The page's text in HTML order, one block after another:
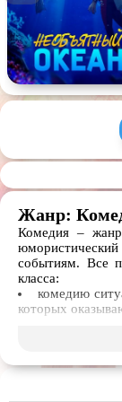
Жанр:
Комедия – жанр
событиям. Все
класса:
комедию
которых
персонажей, их
Причем это
Огромной
или